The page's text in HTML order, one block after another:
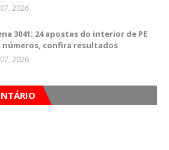
2026
3041: 24 apostas do interior de PE
números, confira resultados
2026